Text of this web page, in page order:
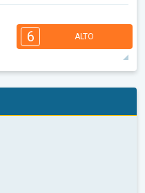
08:57 p.m. máx.
14:00
3
08:55 p.m. 100°máx.
6 ALTO
3